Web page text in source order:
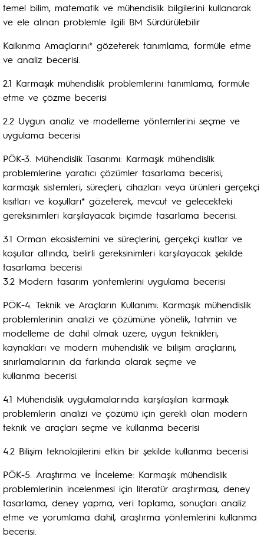
temel bilim, matematik ve mühendislik bilgilerini kullanarak
ve ele alınan problemle ilgili BM Sürdürülebilir
Kalkınma Amaçlarını* gözeterek tanımlama, formüle etme
ve analiz becerisi.
2.1 Karmaşık mühendislik problemlerini tanımlama, formüle
etme ve çözme becerisi
2.2 Uygun analiz ve modelleme yöntemlerini seçme ve
uygulama becerisi
PÖK-3. Mühendislik Tasarımı: Karmaşık mühendislik
problemlerine yaratıcı çözümler tasarlama becerisi;
karmaşık sistemleri, süreçleri, cihazları veya ürünleri gerçekçi
kısıtları ve koşulları* gözeterek, mevcut ve gelecekteki
gereksinimleri karşılayacak biçimde tasarlama becerisi.
3.1 Orman ekosistemini ve süreçlerini, gerçekçi kısıtlar ve
koşullar altında, belirli gereksinimleri karşılayacak şekilde
tasarlama becerisi
3.2 Modern tasarım yöntemlerini uygulama becerisi
PÖK-4. Teknik ve Araçların Kullanımı: Karmaşık mühendislik
problemlerinin analizi ve çözümüne yönelik, tahmin ve
modelleme de dahil olmak üzere, uygun teknikleri,
kaynakları ve modern mühendislik ve bilişim araçlarını,
sınırlamalarının da farkında olarak seçme ve
kullanma becerisi.
4.1 Mühendislik uygulamalarında karşılaşılan karmaşık
problemlerin analizi ve çözümü için gerekli olan modern
teknik ve araçları seçme ve kullanma becerisi
4.2 Bilişim teknolojilerini etkin bir şekilde kullanma becerisi
PÖK-5. Araştırma ve İnceleme: Karmaşık mühendislik
problemlerinin incelenmesi için literatür araştırması, deney
tasarlama, deney yapma, veri toplama, sonuçları analiz
etme ve yorumlama dahil, araştırma yöntemlerini kullanma
becerisi.